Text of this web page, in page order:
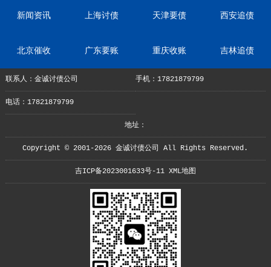
新闻资讯 上海讨债 天津要债 西安追债
北京催收 广东要账 重庆收账 吉林追债
联系人：金诚讨债公司 手机：17821879799
电话：17821879799
地址：
Copyright © 2001-2026 金诚讨债公司 All Rights Reserved.
吉ICP备2023001633号-11 XML地图